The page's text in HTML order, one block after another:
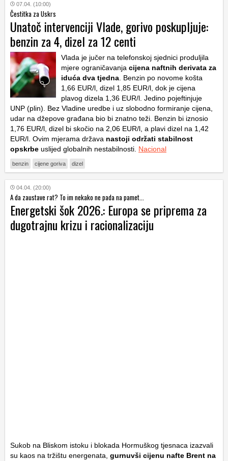
07.04. (10:00)
Čestitka za Uskrs
Unatoč intervenciji Vlade, gorivo poskupljuje:
benzin za 4, dizel za 12 centi
Vlada je jučer na telefonskoj sjednici produljila
mjere ograničavanja cijena naftnih derivata za
iduća dva tjedna . Benzin po novome košta
1,66 EUR/l, dizel 1,85 EUR/l, dok je cijena
plavog dizela 1,36 EUR/l. Jedino pojeftinjuje
UNP (plin). Bez Vladine uredbe i uz slobodno formiranje cijena,
udar na džepove građana bio bi znatno teži. Benzin bi iznosio
1,76 EUR/l, dizel bi skočio na 2,06 EUR/l, a plavi dizel na 1,42
EUR/l. Ovim mjerama država nastoji održati stabilnost
opskrbe uslijed globalnih nestabilnosti. Nacional
benzin cijene goriva dizel
04.04. (20:00)
A da zaustave rat? To im nekako ne pada na pamet...
Energetski šok 2026.: Europa se priprema za
dugotrajnu krizu i racionalizaciju
Sukob na Bliskom istoku i blokada Hormuškog tjesnaca izazvali
su kaos na tržištu energenata, gurnuvši cijenu nafte Brent na